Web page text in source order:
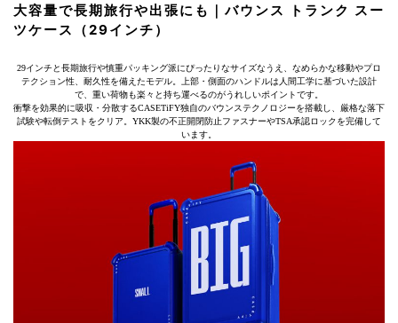
大容量で長期旅行や出張にも｜バウンス トランク スー
ツケース（29インチ）
29インチと長期旅行や慎重パッキング派にぴったりなサイズなうえ、なめらかな移動やプロ
テクション性、耐久性を備えたモデル。上部・側面のハンドルは人間工学に基づいた設計
で、重い荷物も楽々と持ち運べるのがうれしいポイントです。
衝撃を効果的に吸収・分散するCASETiFY独自のバウンステクノロジーを搭載し、厳格な落下
試験や転倒テストをクリア。YKK製の不正開閉防止ファスナーやTSA承認ロックを完備して
います。